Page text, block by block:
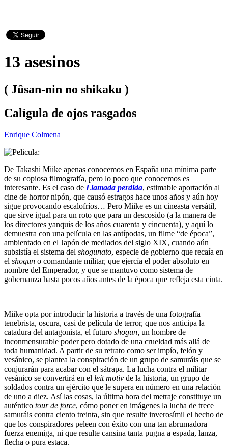
13 asesinos
( Jûsan-nin no shikaku )
Calígula de ojos rasgados
Enrique Colmena
De Takashi Miike apenas conocemos en España una mínima parte
de su copiosa filmografía, pero lo poco que conocemos es
interesante. Es el caso de Llamada perdida, estimable aportación al
cine de horror nipón, que causó estragos hace unos años y aún hoy
sigue provocando escalofríos… Pero Miike es un cineasta versátil,
que sirve igual para un roto que para un descosido (a la manera de
los directores yanquis de los años cuarenta y cincuenta), y aquí lo
demuestra con una película en las antípodas, un filme “de época”,
ambientado en el Japón de mediados del siglo XIX, cuando aún
subsistía el sistema del shogunato, especie de gobierno que recaía en
el shogun o comandante militar, que ejercía el poder absoluto en
nombre del Emperador, y que se mantuvo como sistema de
gobernanza hasta pocos años antes de la época que refleja esta cinta.
Miike opta por introducir la historia a través de una fotografía
tenebrista, oscura, casi de película de terror, que nos anticipa la
catadura del antagonista, el futuro shogun, un hombre de
inconmensurable poder pero dotado de una crueldad más allá de
toda humanidad. A partir de su retrato como ser impío, felón y
vesánico, se plantea la conspiración de un grupo de samuráis que se
conjurarán para acabar con el sátrapa. La lucha contra el militar
vesánico se convertirá en el leit motiv de la historia, un grupo de
soldados contra un ejército que le supera en número en una relación
de uno a diez. Así las cosas, la última hora del metraje constituye un
auténtico tour de force, cómo poner en imágenes la lucha de trece
samuráis contra ciento treinta, sin que resulte inverosímil el hecho de
que los conspiradores peleen con éxito con una tan abrumadora
fuerza enemiga, ni que resulte cansina tanta pugna a espada, lanza,
flecha o pura estaca.